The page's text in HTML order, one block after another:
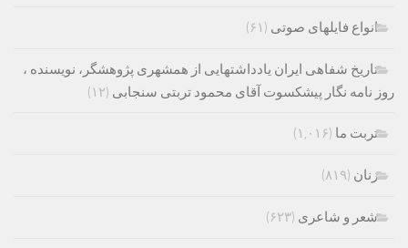
انواع فایلهای صوتی (۶۱)
تاریخ شفاهی ایران یادداشتهایی از همشهری پژوهشگر، نویسنده ،
روز نامه نگار پیشکسوت آقای محمود تربتی سنجابی (۱۲)
تربت ما (۱,۰۱۶)
زنان (۸۱۹)
شعر و شاعری (۶۲۳)